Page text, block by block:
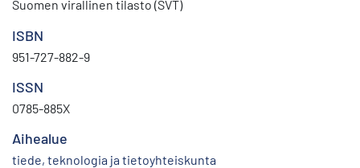
Suomen virallinen tilasto (SVT)
ISBN
951-727-882-9
ISSN
0785-885X
Aihealue
tiede, teknologia ja tietoyhteiskunta